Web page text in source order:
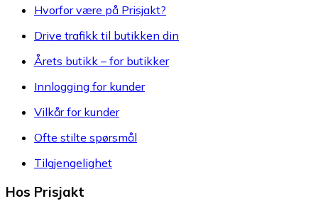
Hvorfor være på Prisjakt?
Drive trafikk til butikken din
Årets butikk – for butikker
Innlogging for kunder
Vilkår for kunder
Ofte stilte spørsmål
Tilgjengelighet
Hos Prisjakt